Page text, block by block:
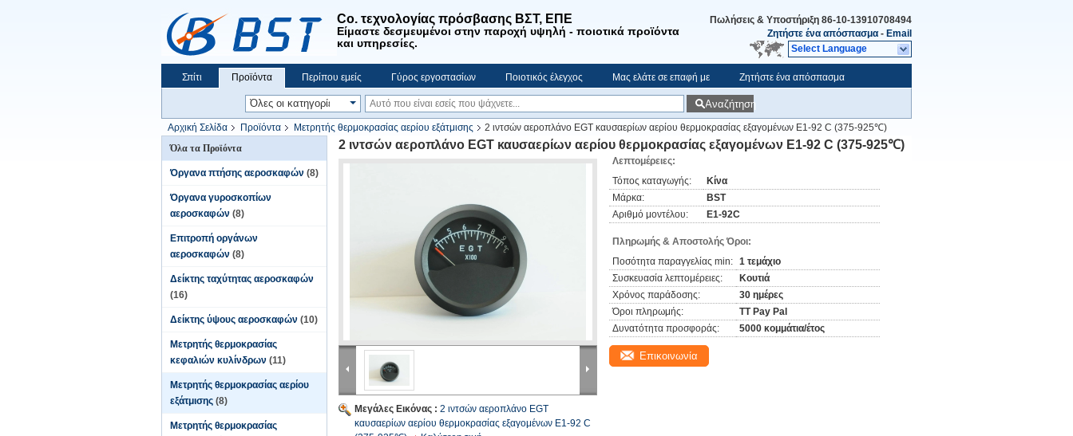
Co. τεχνολογίας πρόσβασης ΒΣΤ, ΕΠΕ
Είμαστε δεσμευμένοι στην παροχή υψηλή - ποιοτικά προϊόντα
και υπηρεσίες.
Πωλήσεις & Υποστήριξη 86-10-13910708494
Ζητήστε ένα απόσπασμα - Email
Select Language
Σπίτι Προϊόντα Περίπου εμείς Γύρος εργοστασίων Ποιοτικός έλεγχος Μας ελάτε σε επαφή με Ζητήστε ένα απόσπασμα
Αναζήτηση
Αρχική Σελίδα Προϊόντα Μετρητής θερμοκρασίας αερίου εξάτμισης
2 ιντσών αεροπλάνο EGT καυσαερίων αερίου θερμοκρασίας εξαγομένων E1-92 C (375-925℃)
Όλα τα Προϊόντα
Όργανα πτήσης αεροσκαφών (8)
Όργανα γυροσκοπίων
αεροσκαφών (8)
Επιτροπή οργάνων
αεροσκαφών (8)
Δείκτης ταχύτητας αεροσκαφών
(16)
Δείκτης ύψους αεροσκαφών (10)
Μετρητής θερμοκρασίας
κεφαλιών κυλίνδρων (11)
Μετρητής θερμοκρασίας αερίου
εξάτμισης (8)
Μετρητής θερμοκρασίας
2 ιντσών αεροπλάνο EGT καυσαερίων αερίου θερμοκρασίας εξαγομένων E1-92 C (375-925℃)
Μεγάλες Εικόνας : 2 ιντσών αεροπλάνο EGT
καυσαερίων αερίου θερμοκρασίας εξαγομένων E1-92 C
Λεπτομέρειες:
Τόπος καταγωγής:
Κίνα
Μάρκα:
BST
Αριθμό μοντέλου:
E1-92C
Πληρωμής & Αποστολής Όροι:
Ποσότητα παραγγελίας min: 1 τεμάχιο
Συσκευασία λεπτομέρειες:
Κουτιά
Χρόνος παράδοσης:
30 ημέρες
Όροι πληρωμής:
TT Pay Pal
Δυνατότητα προσφοράς:
5000 κομμάτια/έτος
Επικοινωνία